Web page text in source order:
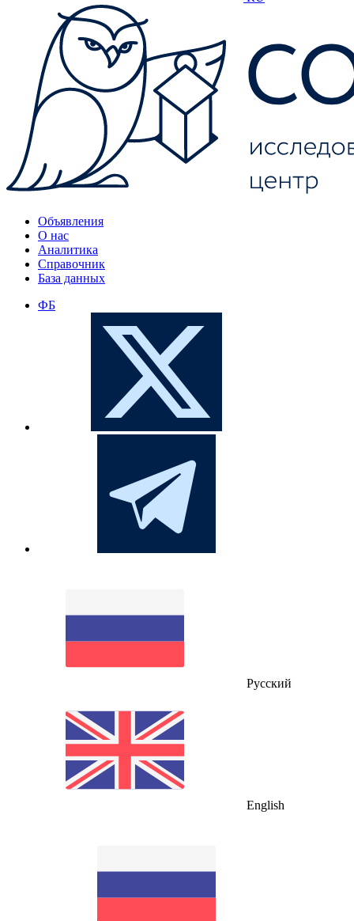
Объявления
О нас
Аналитика
Справочник
База данных
ФБ
Русский
English